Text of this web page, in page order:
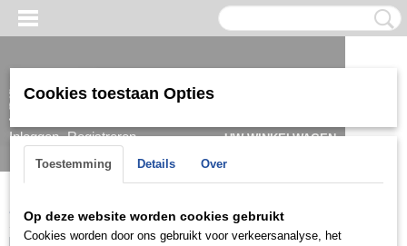
Inloggen Registreren
UW WINKELWAGEN
Home > Oorbel> Goud >Creolen > OCDG0501
Cookies toestaan Opties
Toestemming Details Over
Op deze website worden cookies gebruikt
Cookies worden door ons gebruikt voor verkeersanalyse, het